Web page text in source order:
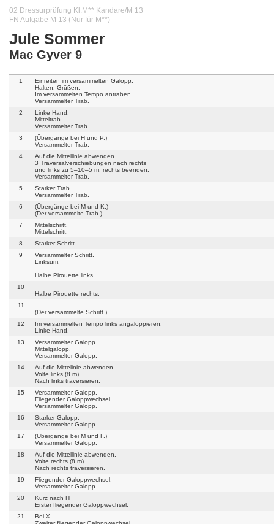
02 Dressurprüfung Kl.M** Kandare/M 13
FN Aufgabe M 13 (Nur für M**)
Jule Sommer
Mac Gyver 9
1
Einreiten im versammelten Galopp.
Halten. Grüßen.
Im versammelten Tempo antraben.
Versammelter Trab.
2
Linke Hand.
Mitteltrab.
Versammelter Trab.
3
(Übergänge bei H und P.)
Versammelter Trab.
4
Auf die Mittellinie abwenden.
3 Traversalverschiebungen nach rechts
und links zu 5–10–5 m, rechts beenden.
Versammelter Trab.
5
Starker Trab.
Versammelter Trab.
6
(Übergänge bei M und K.)
(Der versammelte Trab.)
7
Mittelschritt.
Mittelschritt.
8
Starker Schritt.
9
Versammelter Schritt.
Linksum.
Halbe Pirouette links.
10
Halbe Pirouette rechts.
11
(Der versammelte Schritt.)
12
Im versammelten Tempo links angaloppieren.
Linke Hand.
13
Versammelter Galopp.
Mittelgalopp.
Versammelter Galopp.
14
Auf die Mittelinie abwenden.
Volte links (8 m).
Nach links traversieren.
15
Versammelter Galopp.
Fliegender Galoppwechsel.
Versammelter Galopp.
16
Starker Galopp.
Versammelter Galopp.
17
(Übergänge bei M und F.)
Versammelter Galopp.
18
Auf die Mittellinie abwenden.
Volte rechts (8 m).
Nach rechts traversieren.
19
Fliegender Galoppwechsel.
Versammelter Galopp.
20
Kurz nach H
Erster fliegender Galoppwechsel.
21
Bei X